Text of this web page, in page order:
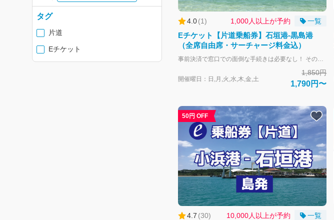
離島乗船券・周遊券
タグ
片道
Eチケット
4.0(1) 1,000人以上が予約 一覧
Eチケット【片道乗船券】石垣港-黒島港
（全席自由席・サーチャージ料金込）
事前決済で窓口での面倒な手続きは必要なし！ そのまま乗船可能です。 大人-中学生以上 子供-小学生 幼児-未就学児 幼児のお子様は大人1名につき1名膝上扱いで無料となります。 大人の人数より多い場合やお席が必要な場合は子供運賃にてお申し込みください。 全席自由席。 片道づつの販売となります。 往復ご利用の場合はそれぞれご購入下さい。 往路と復路のご購入で往復割引と同額になるように、片道あたりの料金を割引しております。
開催曜日：日,月,火,水,木,金,土
1,850円
1,790円〜
50円 OFF
4.7 (30) 10,000人以上が予約 一覧